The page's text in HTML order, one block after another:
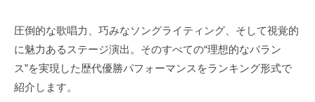
圧倒的な歌唱力、巧みなソングライティング、そして視覚的
に魅力あるステージ演出。そのすべての“理想的なバラン
ス”を実現した歴代優勝パフォーマンスをランキング形式で
紹介します。